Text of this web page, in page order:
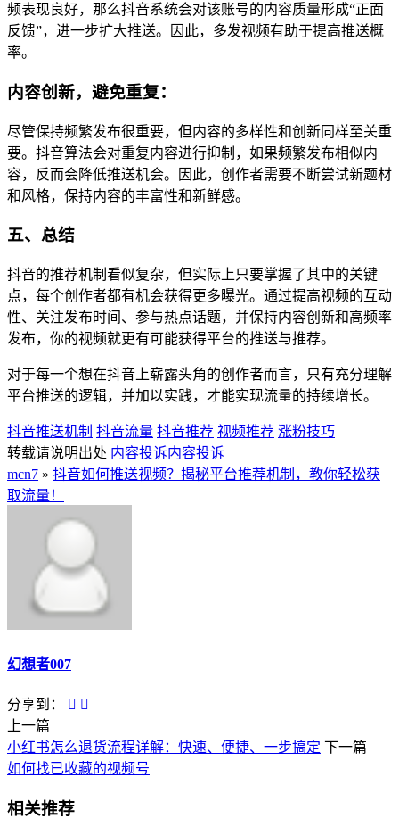
频表现良好，那么抖音系统会对该账号的内容质量形成“正面
反馈”，进一步扩大推送。因此，多发视频有助于提高推送概
率。
内容创新，避免重复：
尽管保持频繁发布很重要，但内容的多样性和创新同样至关重
要。抖音算法会对重复内容进行抑制，如果频繁发布相似内
容，反而会降低推送机会。因此，创作者需要不断尝试新题材
和风格，保持内容的丰富性和新鲜感。
五、总结
抖音的推荐机制看似复杂，但实际上只要掌握了其中的关键
点，每个创作者都有机会获得更多曝光。通过提高视频的互动
性、关注发布时间、参与热点话题，并保持内容创新和高频率
发布，你的视频就更有可能获得平台的推送与推荐。
对于每一个想在抖音上崭露头角的创作者而言，只有充分理解
平台推送的逻辑，并加以实践，才能实现流量的持续增长。
抖音推送机制 抖音流量 抖音推荐 视频推荐 涨粉技巧
转载请说明出处 内容投诉内容投诉
mcn7 » 抖音如何推送视频？揭秘平台推荐机制，教你轻松获
取流量！
幻想者007
分享到：
上一篇
小红书怎么退货流程详解：快速、便捷、一步搞定
下一篇
如何找已收藏的视频号
相关推荐